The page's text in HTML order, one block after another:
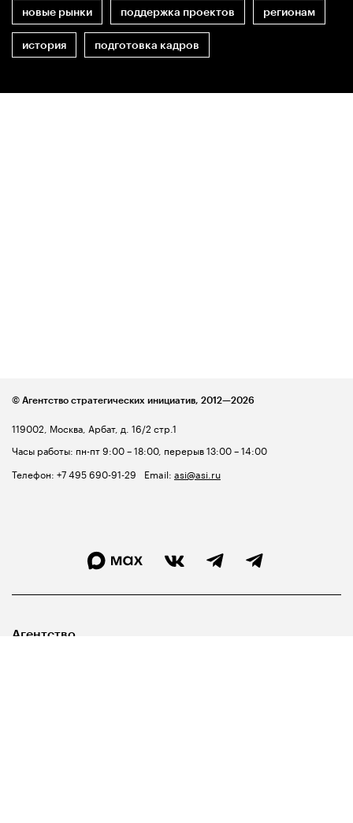
новые рынки поддержка проектов регионам
история подготовка кадров
119002, Москва, Арбат, д. 16/2 стр.1
Часы работы: пн-пт 9:00 – 18:00, перерыв 13:00 – 14:00
Телефон: +7 495 690-91-29 Email: asi@asi.ru
© Агентство стратегических инициатив, 2012—2026
Агентство